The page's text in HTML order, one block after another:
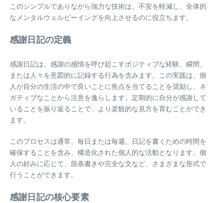
このシンプルでありながら強力な技術は、不安を軽減し、全体的
なメンタルウェルビーイングを向上させるのに役立ちます。
感謝日記の定義
感謝日記は、感謝の感情を呼び起こすポジティブな経験、瞬間、
または人々を意図的に記録する行為を含みます。この実践は、個
人が自分の生活の中で良いことに焦点を当てることを奨励し、ネ
ガティブなことから注意を逸らします。定期的に自分が感謝して
いることを振り返ることで、より楽観的な見方を育むことができ
ます。
このプロセスは通常、毎日または毎週、日記を書くための時間を
確保することを含み、構造化された個人的な活動となります。個
人の好みに応じて、箇条書きや完全な文など、さまざまな形式で
行うことができます。
感謝日記の核心要素